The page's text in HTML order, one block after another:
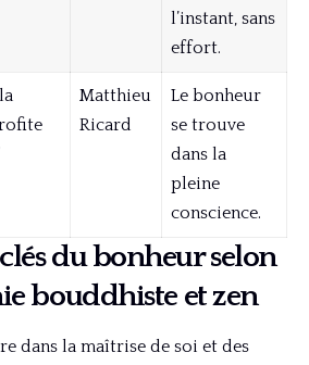
l’instant, sans
effort.
Matthieu
Ricard
Le bonheur
se trouve
dans la
pleine
conscience.
du bonheur selon
bouddhiste et zen
dans la maîtrise de soi et des